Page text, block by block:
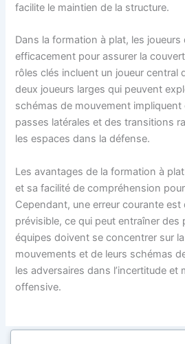
facilite le maintien de la structure.
Dans la formation à plat, les
efficacement pour assurer la
rôles clés incluent un joueur central
deux joueurs larges qui peuvent
schémas de mouvement impliquent
passes latérales et des transitions
les espaces dans la défense.
Les avantages de la formation à
et sa facilité de compréhension
Cependant, une erreur courante est
prévisible, ce qui peut entraîner des
équipes doivent se concentrer sur
mouvements et de leurs schémas
les adversaires dans l’incertitude et
offensive.